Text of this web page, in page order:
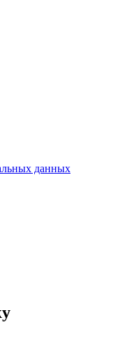
данных